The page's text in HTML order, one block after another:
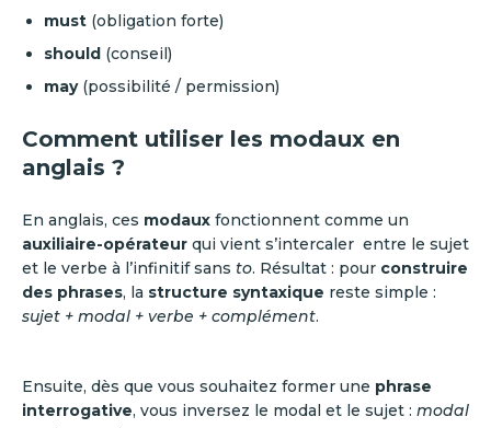
must (obligation forte)
should (conseil)
may(possibilité / permission)
Comment utiliser les modaux en
anglais ?
En anglais, ces modaux fonctionnent comme un
auxiliaire-opérateur qui vient s’intercaler entre le sujet
et le verbe à l’infinitif sans to. Résultat : pour construire
des phrases, la structure syntaxique reste simple :
sujet + modal + verbe + complément.
Ensuite, dès que vous souhaitez former une phrase
interrogative, vous inversez le modal et le sujet : modal